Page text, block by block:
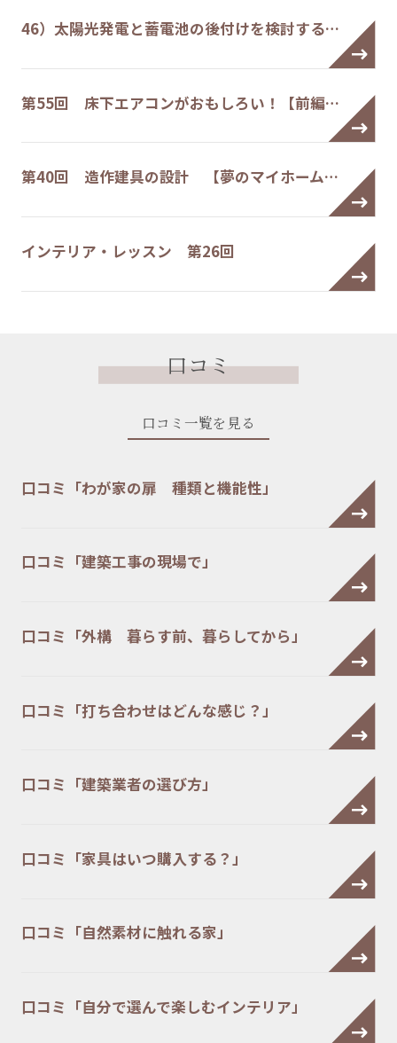
46）太陽光発電と蓄電池の後付けを検討する…
第55回 床下エアコンがおもしろい！【前編…
第40回 造作建具の設計 【夢のマイホーム…
インテリア・レッスン 第26回
口コミ
口コミ一覧を見る
口コミ「わが家の扉 種類と機能性」
口コミ「建築工事の現場で」
口コミ「外構 暮らす前、暮らしてから」
口コミ「打ち合わせはどんな感じ？」
口コミ「建築業者の選び方」
口コミ「家具はいつ購入する？」
口コミ「自然素材に触れる家」
口コミ「自分で選んで楽しむインテリア」